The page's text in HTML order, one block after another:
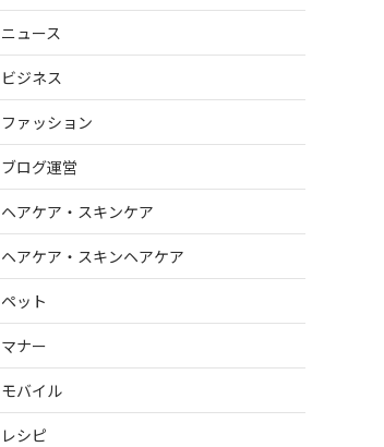
ニュース
ビジネス
ファッション
ブログ運営
ヘアケア・スキンケア
ヘアケア・スキンヘアケア
ペット
マナー
モバイル
レシピ